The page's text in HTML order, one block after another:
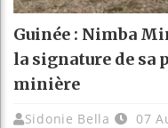
Guinée : Nimba
la signature de sa
minière
Sidonie Bella 07